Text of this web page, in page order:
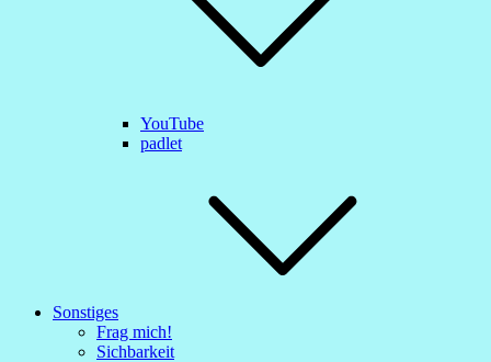
YouTube
padlet
Sonstiges
Frag mich!
Sichbarkeit